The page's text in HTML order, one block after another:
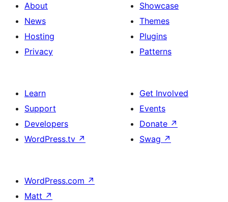
About
News
Hosting
Privacy
Showcase
Themes
Plugins
Patterns
Learn
Support
Developers
WordPress.tv ↗
Get Involved
Events
Donate ↗
Swag ↗
WordPress.com ↗
Matt ↗